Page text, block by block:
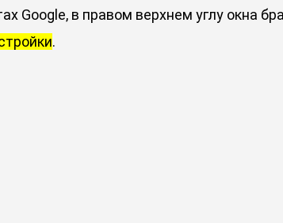
Google, в правом верхнем углу окна
.